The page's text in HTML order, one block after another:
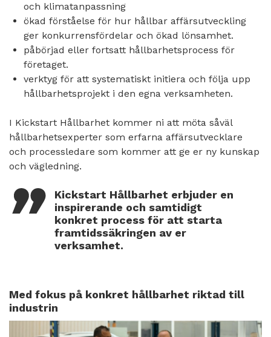
och klimatanpassning
ökad förståelse för hur hållbar affärsutveckling
ger konkurrensfördelar och ökad lönsamhet.
påbörjad eller fortsatt hållbarhetsprocess för
företaget.
verktyg för att systematiskt initiera och följa upp
hållbarhetsprojekt i den egna verksamheten.
I Kickstart Hållbarhet kommer ni att möta såväl
hållbarhetsexperter som erfarna affärsutvecklare
och processledare som kommer att ge er ny kunskap
och vägledning.
Kickstart Hållbarhet erbjuder en
inspirerande och samtidigt
konkret process för att starta
framtidssäkringen av er
verksamhet.
Med fokus på konkret hållbarhet riktad till
industrin